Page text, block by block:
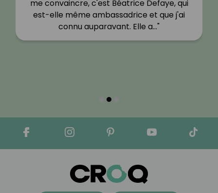
me convaincre, c'est Béatrice Defaye, qui
est-elle même ambassadrice et que j'ai
connu auparavant. Elle a…"